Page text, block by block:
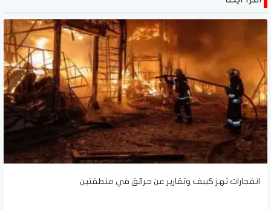
انفجارات تهز كييف وتقارير عن حرائق في منطقتين